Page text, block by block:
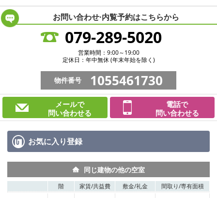
お問い合わせ·内覧予約はこちらから
079-289-5020
営業時間：9:00～19:00
定休日：年中無休 (年末年始を除く)
物件番号 1055461730
メールで
問い合わせる
電話で
問い合わせる
お気に入り登録
同じ建物の他の空室
階 家賃/共益費 敷金/礼金 間取り/専有面積